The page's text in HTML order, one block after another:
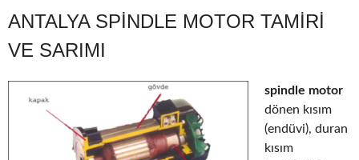
ANTALYA SPINDLE MOTOR TAMIRI
VE SARIMI
spindle motor
dönen kısım
(endüvi), duran
kısım